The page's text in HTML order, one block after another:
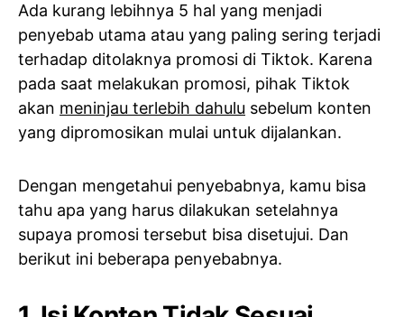
Ada kurang lebihnya 5 hal yang menjadi
penyebab utama atau yang paling sering terjadi
terhadap ditolaknya promosi di Tiktok. Karena
pada saat melakukan promosi, pihak Tiktok
akan meninjau terlebih dahulu sebelum konten
yang dipromosikan mulai untuk dijalankan.
Dengan mengetahui penyebabnya, kamu bisa
tahu apa yang harus dilakukan setelahnya
supaya promosi tersebut bisa disetujui. Dan
berikut ini beberapa penyebabnya.